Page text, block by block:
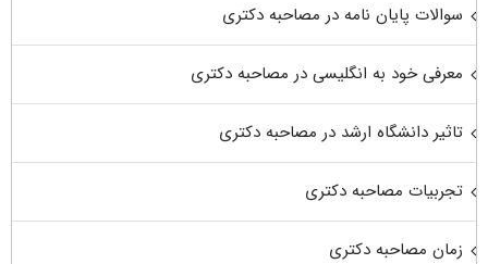
سوالات پایان نامه در مصاحبه دکتری
معرفی خود به انگلیسی در مصاحبه دکتری
تاثیر دانشگاه ارشد در مصاحبه دکتری
تجربیات مصاحبه دکتری
زمان مصاحبه دکتری